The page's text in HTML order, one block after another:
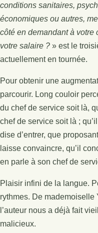
conditions sanitaires,
économiques ou autres,
côté en demandant à votre
votre salaire ? » est le
actuellement en tournée.
Pour obtenir une
parcourir. Long couloir
du chef de service soit là,
chef de service soit là ;
dise d’entrer, que
laisse convaincre, qu’il
en parle à son chef de
Plaisir infini de la langue.
rythmes. De mademoiselle
l’auteur nous a déjà fait
malicieux.